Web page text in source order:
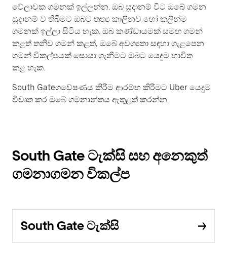
වේලාවක ගමනක් ඉල්ලන්න. ඔබ සූදානම් විට ඔබේ ගමන
සූදානම් ව තිබීමට ඔබට තත්‍ය කාලීනව හෝ කලින්ම
ගමනක් ඉල්ලා සිටිය හැක. ඔබ කණ්ඩායමක් සමඟ ගමන්
කළත් තනිව ගමන් කළත්, ඔබේ අවශ්‍යතා සඳහා ගැළපෙන
ගමන් විකල්පයක් සොයා ගැනීමට ඔබට යෙදුම භාවිත
කළ හැක.
South Gateගවේෂණය කිරීම ආරම්භ කිරීමට Uber යෙදුම
විවෘත කර ඔබේ ගමනාන්තය ඇතුළත් කරන්න.
South Gate ටැක්සි සහ අනෙකුත්
ගමනාගමන විකල්ප
South Gate ටැක්සි